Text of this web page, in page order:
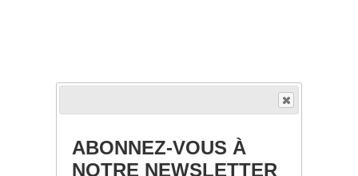
ABONNEZ-VOUS À
NOTRE NEWSLETTER